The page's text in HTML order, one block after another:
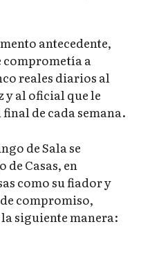
antecedente,
comprometía a
reales diarios al
y al oficial que le
de cada semana.
de Sala se
Casas, en
como su fiador y
compromiso,
siguiente manera: